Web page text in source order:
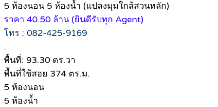
5 ห้องนอน 5 ห้องน้ำ (แปลงมุมใกล้สวนหลัก)
ราคา 40.50 ล้าน (ยินดีรับทุก Agent)
โทร : 082-425-9169
.
พื้นที่: 93.30 ตร.วา
พื้นที่ใช้สอย 374 ตร.ม.
5 ห้องนอน
5 ห้องน้ำ